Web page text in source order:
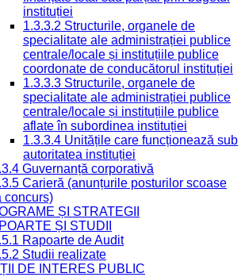
instituției
1.3.3.2 Structurile, organele de
specialitate ale administrației publice
centrale/locale și instituțiile publice
coordonate de conducătorul instituției
1.3.3.3 Structurile, organele de
specialitate ale administrației publice
centrale/locale și instituțiile publice
aflate în subordinea instituției
1.3.3.4 Unitățile care funcționează sub
autoritatea instituției
Guvernanță corporativă
Carieră (anunțurile posturilor scoase
concurs)
ȘI STRATEGII
ȘI STUDII
Rapoarte de Audit
Studii realizate
DE INTERES PUBLIC